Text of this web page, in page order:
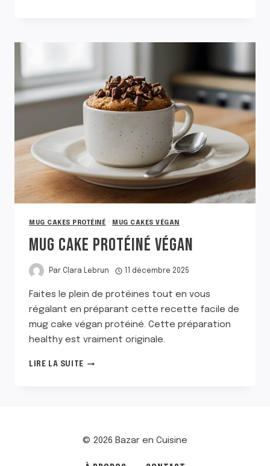
LA
MUG CAKES PROTÉINÉ · MUG CAKES VÉGAN
MUG CAKE PROTÉINÉ VÉGAN
Par Clara Lebrun 11 décembre 2025
Faites le plein de protéines tout en vous
régalant en préparant cette recette facile de
mug cake végan protéiné. Cette préparation
healthy est vraiment originale.
LIRE LA SUITEMUG
© 2026 Bazar en Cuisine